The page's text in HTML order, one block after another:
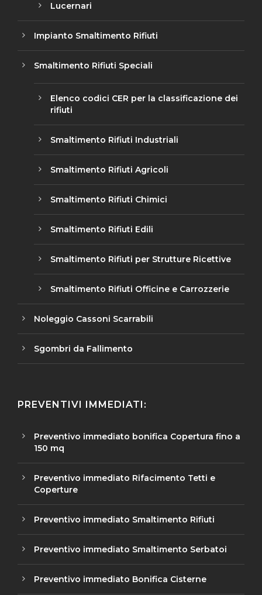
Lucernari
Impianto Smaltimento Rifiuti
Smaltimento Rifiuti Speciali
Elenco codici CER per la classificazione dei
rifiuti
Smaltimento Rifiuti Industriali
Smaltimento Rifiuti Agricoli
Smaltimento Rifiuti Chimici
Smaltimento Rifiuti Edili
Smaltimento Rifiuti per Strutture Ricettive
Smaltimento Rifiuti Officine e Carrozzerie
Noleggio Cassoni Scarrabili
Sgombri da Fallimento
PREVENTIVI IMMEDIATI:
Preventivo immediato bonifica Copertura fino a
150 mq
Preventivo immediato Rifacimento Tetti e
Coperture
Preventivo immediato Smaltimento Rifiuti
Preventivo immediato Smaltimento Serbatoi
Preventivo immediato Bonifica Cisterne